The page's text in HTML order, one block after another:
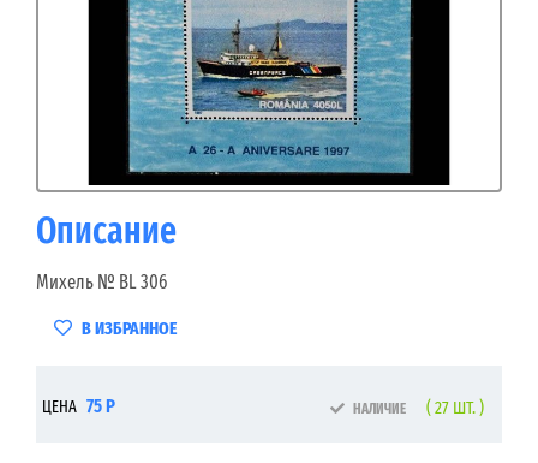
Описание
Михель № BL 306
В ИЗБРАННОЕ
ЦЕНА 75 Р НАЛИЧИЕ ( 27 ШТ. )